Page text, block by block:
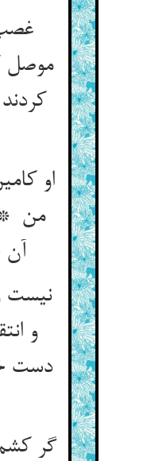
او
من
نیست
و
دست
گر